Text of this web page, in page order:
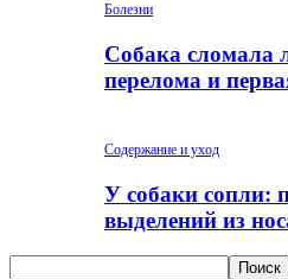
Болезни
Собака сломала
перелома и
Содержание и уход
У собаки сопли:
выделений из